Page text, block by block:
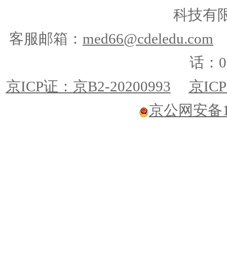
科技有
客服邮箱： med66@cdeledu.com
话：
京ICP证：京B2-20200993
京
京公网安备